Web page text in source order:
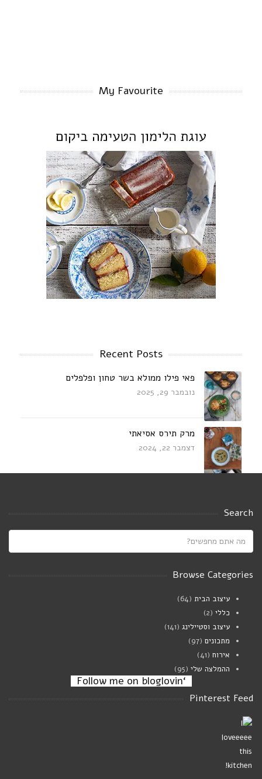
My Favourite
Recent Posts
פאי פילו ממולא בשר טחון ופלפלים
נובמבר 29, 2025
מרק תירס אסיאתי
דצמבר 22, 2024
Saucy white beans on toast
מרק פטריות וגריסי פנינה
‘Follow me on bloglovin
Search
Browse Categories
עיצוב הבית (64)
כללי (2)
עיצוב וסטיילינג (141)
מתכונים (97)
אירוח (41)
ההמלצה שלי (95)
Pinterest Feed